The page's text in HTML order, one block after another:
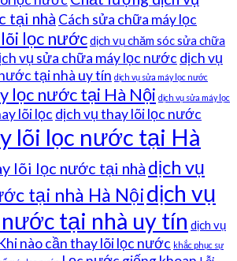
tại nhà Cách sửa chữa máy lọc
lọc nướcdịch vụ chăm sóc sửa chữa
vụ sửa chữa máy lọc nước dịch vụ
tại nhà uy tín dịch vụ sửa máy lọc nước
lọc nước tại Hà Nội dịch vụ sửa máy lọc
lõi lọc dịch vụ thay lõi lọc nước
lõi lọc nước tại Hà
lõi lọc nước tại nhà dịch vụ
tại nhà Hà Nộidịch vụ
tại nhà uy tín dịch vụ
nào cần thay lõi lọc nước khắc phục sự